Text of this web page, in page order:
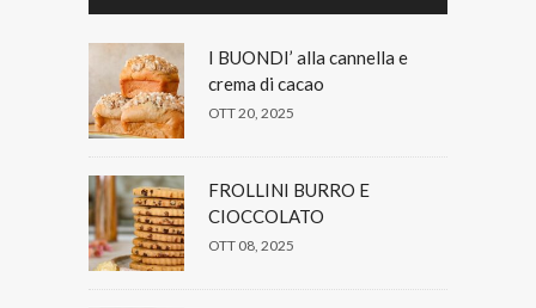
I BUONDI’ alla cannella e
crema di cacao
OTT 20, 2025
FROLLINI BURRO E
CIOCCOLATO
OTT 08, 2025